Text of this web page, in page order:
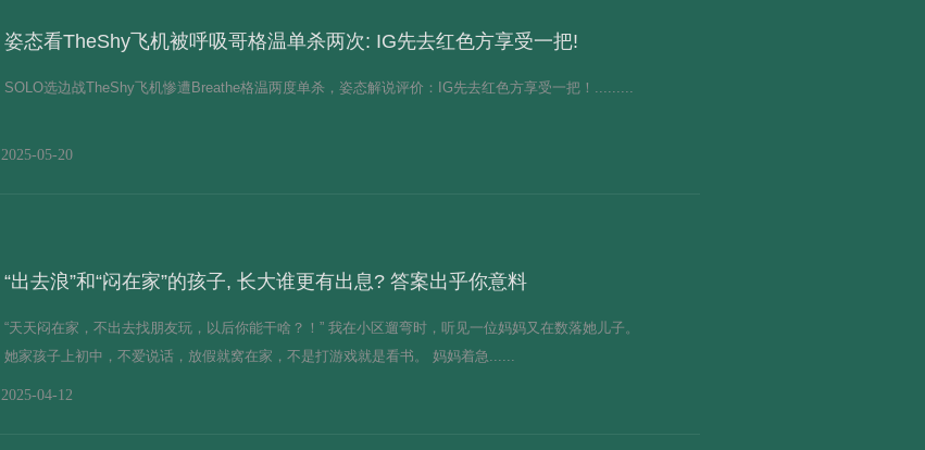
2025-05-20
姿态看TheShy飞机被呼吸哥格温单杀两次: IG先去红色方享受一把!
SOLO选边战TheShy飞机惨遭Breathe格温两度单杀，姿态解说评价：IG先去红色方享受一把！.........
2025-04-12
“出去浪”和“闷在家”的孩子, 长大谁更有出息? 答案出乎你意料
“天天闷在家，不出去找朋友玩，以后你能干啥？！” 我在小区遛弯时，听见一位妈妈又在数落她儿子。
她家孩子上初中，不爱说话，放假就窝在家，不是打游戏就是看书。 妈妈着急......